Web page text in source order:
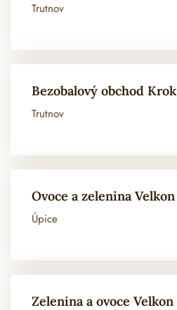
Trutnov
Bezobalový obchod Krok
Trutnov
Ovoce a zelenina Velkon
Úpice
Zelenina a ovoce Velkon